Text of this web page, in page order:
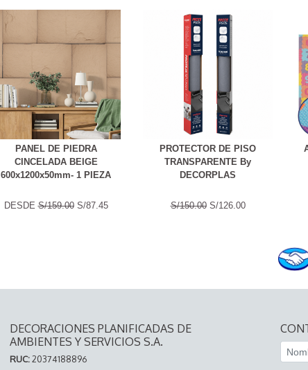
PANEL DE PIEDRA
CINCELADA BEIGE
600x1200x50mm- 1 PIEZA
DESDES/159.00S/87.45
PROTECTOR DE PISO
TRANSPARENTE By
DECORPLAS
S/150.00S/126.00
DECORACIONES PLANIFICADAS DE
AMBIENTES Y SERVICIOS S.A.
RUC:20374188896